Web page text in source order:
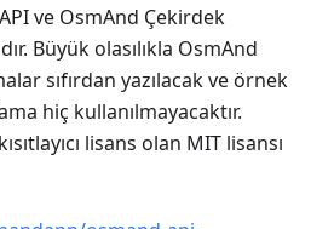
ve OsmAnd Çekirdek
Büyük olasılıkla OsmAnd
sıfırdan yazılacak ve örnek
hiç kullanılmayacaktır.
lisans olan MIT lisansı